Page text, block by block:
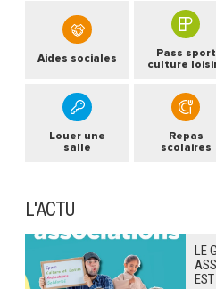
Aides sociales
Pass sport
culture
Louer une
salle
Repas
scolaires
L'ACTU
LE